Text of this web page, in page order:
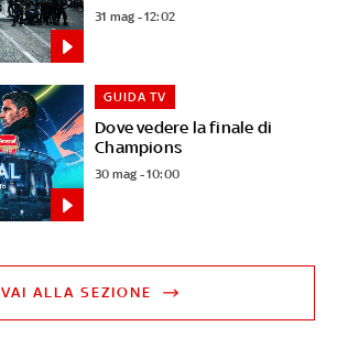
31 mag - 12:02
Dove vedere la finale di
Champions
GUIDA TV
30 mag - 10:00
VAI ALLA SEZIONE